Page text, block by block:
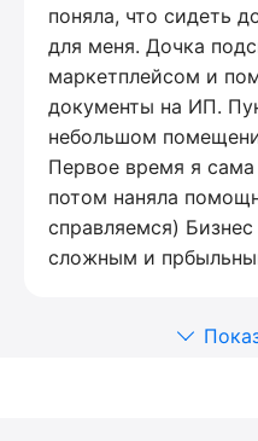
поняла, что сидеть
для меня. Дочка
маркетплейсом и
документы на ИП.
небольшом
Первое время я
потом наняла
справляемся)
сложным и